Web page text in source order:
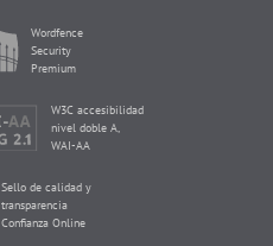
Wordfence
Security
Premium
W3C accesibilidad
nivel doble A,
WAI-AA
Sello de calidad y
transparencia
Confianza Online